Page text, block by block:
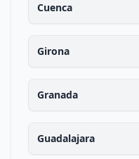
Cuenca
Girona
Granada
Guadalajara